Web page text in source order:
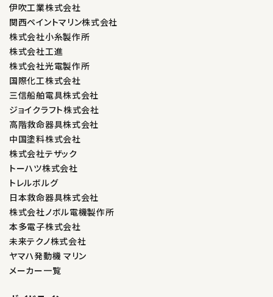
伊吹工業株式会社
関西ペイントマリン株式会社
株式会社小糸製作所
株式会社工進
株式会社光電製作所
国際化工株式会社
三信船舶電具株式会社
ジョイクラフト株式会社
高階救命器具株式会社
中国塗料株式会社
株式会社テザック
トーハツ株式会社
トレルボルグ
日本救命器具株式会社
株式会社ノボル電機製作所
本多電子株式会社
未来テクノ株式会社
ヤマハ発動機 マリン
メーカー一覧